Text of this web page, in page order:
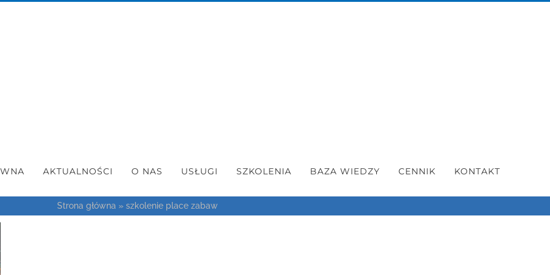
AKTUALNOŚCI O NAS USŁUGI SZKOLENIA BAZA WIEDZY CENNIK KONTAKT
Strona główna » szkolenie place zabaw